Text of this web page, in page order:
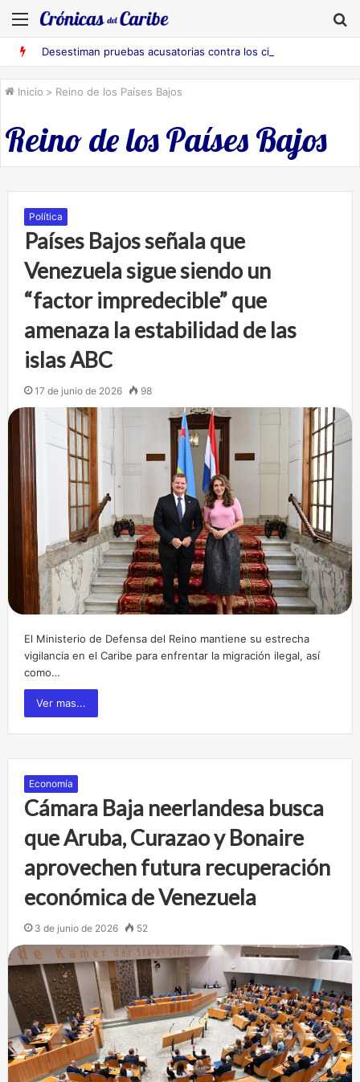
Menú
Inicio > Reino de los Países Bajos
Reino de los Países Bajos
Política
Países Bajos señala que
Venezuela sigue siendo un
“factor impredecible” que
amenaza la estabilidad de las
islas ABC
17 de junio de 2026 98
El Ministerio de Defensa del Reino mantiene su estrecha
vigilancia en el Caribe para enfrentar la migración ilegal, así
como…
Ver mas...
Economía
Cámara Baja neerlandesa busca
que Aruba, Curazao y Bonaire
aprovechen futura recuperación
económica de Venezuela
3 de junio de 2026 52